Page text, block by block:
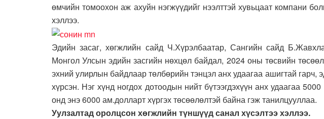
өмчийн томоохон аж ахуйн нэгжүүдийг нээлттэй хувьцаат компани
хэллээ.
Эдийн засаг, хөгжлийн сайд Ч.Хүрэлбаатар, Сангийн сайд
Монгол Улсын эдийн засгийн нөхцөл байдал, 2024 оны төсвийн
эхний улирлын байдлаар төлбөрийн тэнцэл анх удаагаа ашигтай гарч,
хүрсэн. Нэг хүнд ногдох дотоодын нийт бүтээгдэхүүн анх удаагаа
онд энэ 6000 ам.долларт хүргэх төсөөлөлтэй байна гэж танилцууллаа.
Уулзалтад оролцсон хөгжлийн түншүүд санал хүсэлтээ хэллээ.